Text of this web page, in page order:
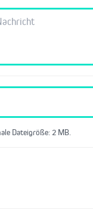
Dateigröße: 2 MB.